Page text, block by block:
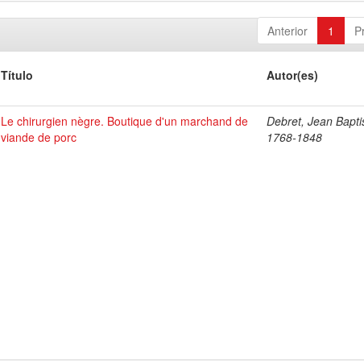
Anterior 1
Título Autor(es)
Le chirurgien nègre. Boutique d'un marchand de
viande de porc
Debret, Jean
1768-1848